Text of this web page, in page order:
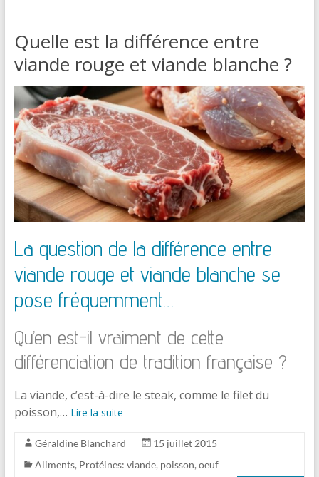
Quelle est la différence entre
viande rouge et viande blanche ?
La question de la différence entre
viande rouge et viande blanche se
pose fréquemment…
Qu’en est-il vraiment de cette
différenciation de tradition française ?
La viande, c’est-à-dire le steak, comme le filet du
poisson,… Lire la suite
Géraldine Blanchard
15 juillet 2015
Aliments, Protéines: viande, poisson, oeuf